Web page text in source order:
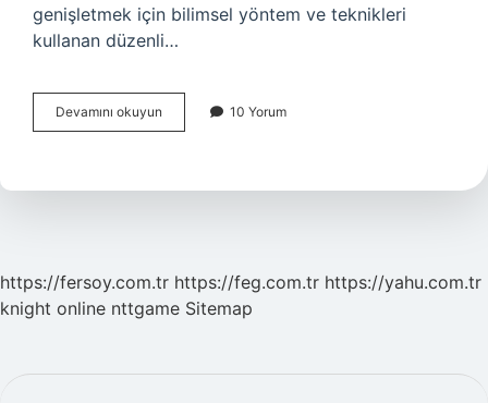
genişletmek için bilimsel yöntem ve teknikleri
kullanan düzenli…
Devamını okuyun Araştırma
Nedir
10 Yorum
https://fersoy.com.tr https://feg.com.tr https://yahu.com.tr
knight online nttgame Sitemap